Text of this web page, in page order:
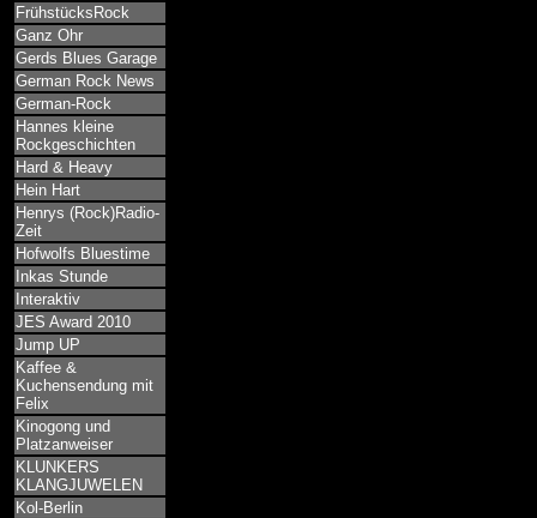
FrühstücksRock
Ganz Ohr
Gerds Blues Garage
German Rock News
German-Rock
Hannes kleine
Rockgeschichten
Hard & Heavy
Hein Hart
Henrys (Rock)Radio-
Zeit
Hofwolfs Bluestime
Inkas Stunde
Interaktiv
JES Award 2010
Jump UP
Kaffee &
Kuchensendung mit
Felix
Kinogong und
Platzanweiser
KLUNKERS
KLANGJUWELEN
Kol-Berlin